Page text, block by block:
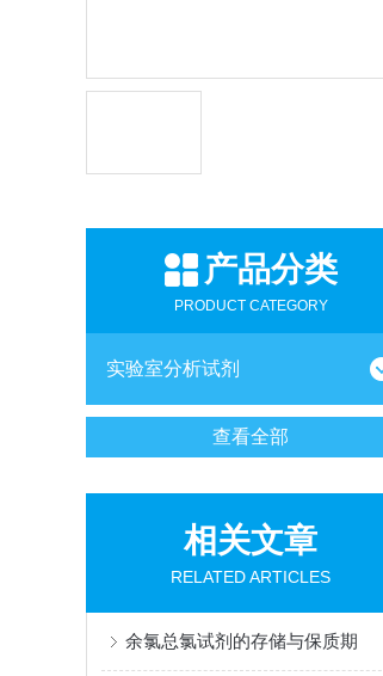
产品分类
PRODUCT CATEGORY
实验室分析试剂
查看全部
相关文章
RELATED ARTICLES
余氯总氯试剂的存储与保质期